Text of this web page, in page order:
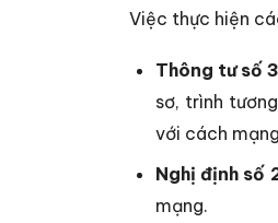
Việc thực hiện
Thông tư số
sơ, trình
với cách
Nghị định
mạng.